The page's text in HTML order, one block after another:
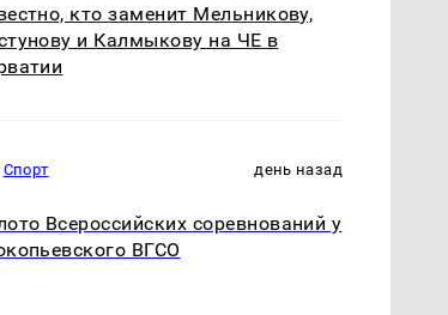
по
кто заменит Мельникову,
и Калмыкову на ЧЕ в
Спорт день назад
Всероссийских соревнований у
ВГСО